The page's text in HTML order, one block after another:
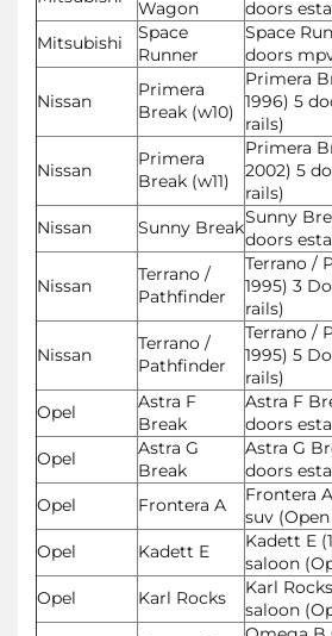
Wagon
doors
Mitsubishi
Space
Runner
Space
doors
Nissan
Primera
Break (w10)
Primera
1996) 5
rails)
Nissan
Primera
Break (w11)
Primera
2002) 5
rails)
Nissan
Sunny BreakSunny
doors
Nissan
Terrano /
Pathfinder
Terrano /
1995) 3
rails)
Nissan
Terrano /
Pathfinder
Terrano /
1995) 5
rails)
Opel
Astra F
Break
Astra F
doors
Opel
Astra G
Break
Astra G
doors
Opel
Frontera A
Frontera
suv
Opel
Kadett E
Kadett E
saloon
Opel
Karl Rocks
Karl
saloon